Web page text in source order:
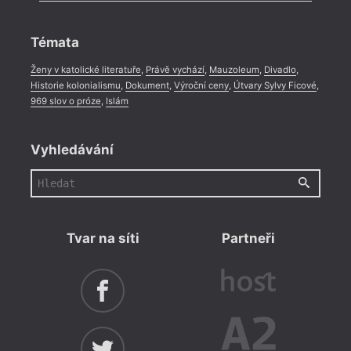
Témata
Ženy v katolické literatuře, Právě vychází, Mauzoleum, Divadlo,
Historie kolonialismu, Dokument, Výroční ceny, Útvary Sylvy Ficové,
969 slov o próze, Islám
Vyhledávání
Tvar na síti Partneři